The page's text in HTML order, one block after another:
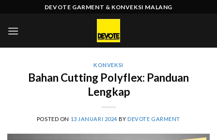
content
DEVOTE GARMENT & KONVEKSI MALANG
KONVEKSI
Bahan Cutting Polyflex: Panduan
Lengkap
POSTED ON 13 JANUARI 2024 BYDEVOTE GARMENT